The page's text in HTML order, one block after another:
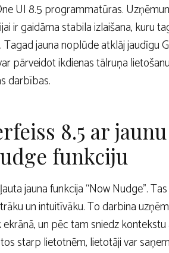
UI 8.5 programmatūras.
ir gaidāma stabila izlaišana, kuru
jauna noplūde atklāj jaudīgu
pārveidot ikdienas tālruņa
darbības.
8.5 ar
funkciju
jauna funkcija “Now Nudge”.
un intuitīvāku. To darbina
un pēc tam sniedz
starp lietotnēm, lietotāji var